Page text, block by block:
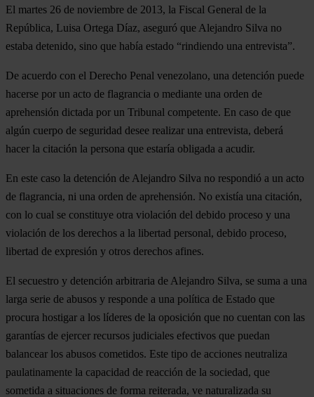
El martes 26 de noviembre de 2013, la Fiscal General de la
República, Luisa Ortega Díaz, aseguró que Alejandro Silva no
estaba detenido, sino que había estado “rindiendo una entrevista”.
De acuerdo con el Derecho Penal venezolano, una detención puede
hacerse por un acto de flagrancia o mediante una orden de
aprehensión dictada por un Tribunal competente. En caso de que
algún cuerpo de seguridad desee realizar una entrevista, deberá
hacer la citación la persona que estaría obligada a acudir.
En este caso la detención de Alejandro Silva no respondió a un acto
de flagrancia, ni una orden de aprehensión. No existía una citación,
con lo cual se constituye otra violación del debido proceso y una
violación de los derechos a la libertad personal, debido proceso,
libertad de expresión y otros derechos afines.
El secuestro y detención arbitraria de Alejandro Silva, se suma a una
larga serie de abusos y responde a una política de Estado que
procura hostigar a los líderes de la oposición que no cuentan con las
garantías de ejercer recursos judiciales efectivos que puedan
balancear los abusos cometidos. Este tipo de acciones neutraliza
paulatinamente la capacidad de reacción de la sociedad, que
sometida a situaciones de forma reiterada, ve naturalizada su